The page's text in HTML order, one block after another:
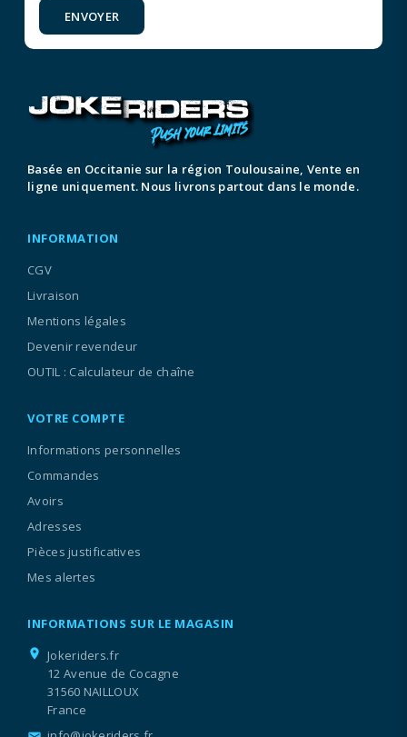
ENVOYER
Basée en Occitanie sur la région Toulousaine, Vente en
ligne uniquement. Nous livrons partout dans le monde.
INFORMATION
CGV
Livraison
Mentions légales
Devenir revendeur
OUTIL : Calculateur de chaîne
VOTRE COMPTE
Informations personnelles
Commandes
Avoirs
Adresses
Pièces justificatives
Mes alertes
INFORMATIONS SUR LE MAGASIN
location_on
Jokeriders.fr
12 Avenue de Cocagne
31560 NAILLOUX
France